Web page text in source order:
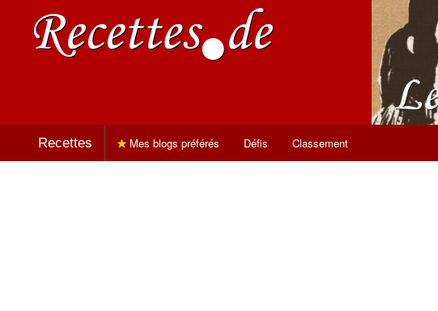
Recettes Mes blogs préférés Défis Classement